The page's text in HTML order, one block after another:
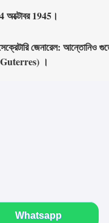
অক্টোবর 1945।
জেনারেল: আন্তোনিও
।
Whatsapp